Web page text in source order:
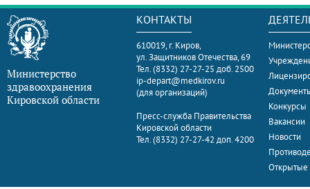
Министерство
здравоохранения
Кировской области
КОНТАКТЫ
610019, г. Киров,
ул. Защитников Отечества, 69
Тел. (8332) 27-27-25 доб. 2500
ip-depart@medkirov.ru
(для организаций)
Пресс-служба Правительства
Кировской области
Тел. (8332) 27-27-42 доп. 4200
Конкурсы
Вакансии
Новости